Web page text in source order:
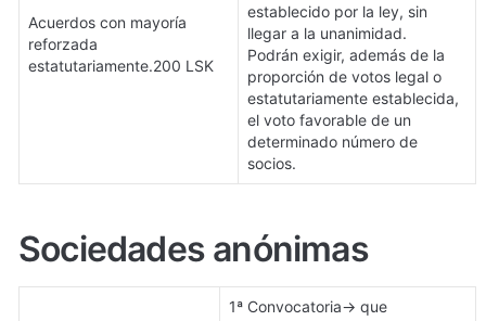
Acuerdos con mayoría
reforzada
estatutariamente.200 LSK
establecido por la ley, sin
llegar a la unanimidad.
Podrán exigir, además de la
proporción de votos legal o
estatutariamente establecida,
el voto favorable de un
determinado número de
socios.
Sociedades anónimas
1ª Convocatoria→ que